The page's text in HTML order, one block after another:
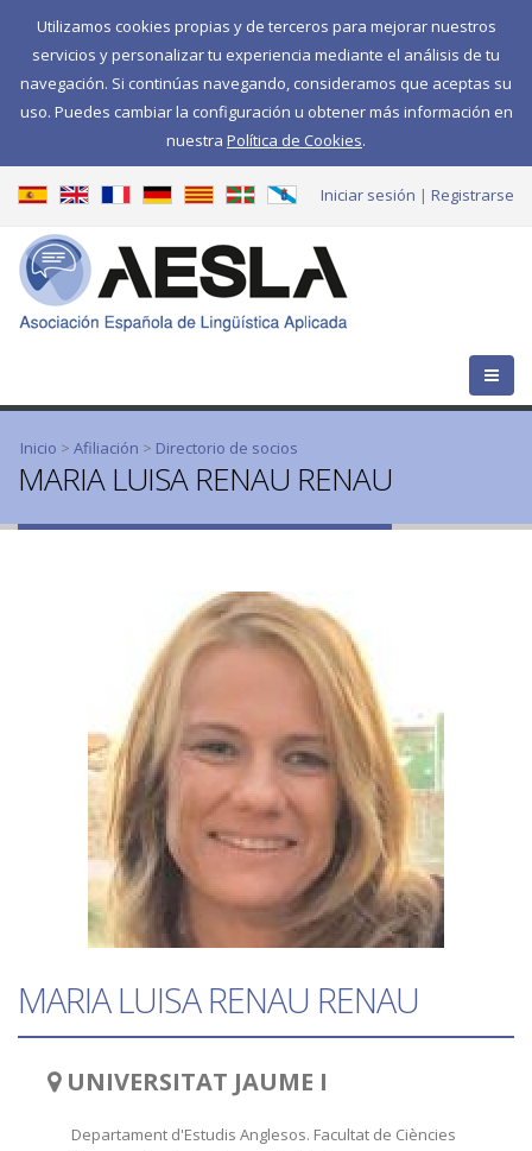
Utilizamos cookies propias y de terceros para mejorar nuestros
servicios y personalizar tu experiencia mediante el análisis de tu
navegación. Si continúas navegando, consideramos que aceptas su
uso. Puedes cambiar la configuración u obtener más información en
nuestra Política de Cookies.
Iniciar sesión Registrarse
Se encuentra usted aquí
Inicio > Afiliación > Directorio de socios
MARIA LUISA RENAU RENAU
MARIA LUISA RENAU RENAU
UNIVERSITAT JAUME I
Departament d'Estudis Anglesos. Facultat de Ciències